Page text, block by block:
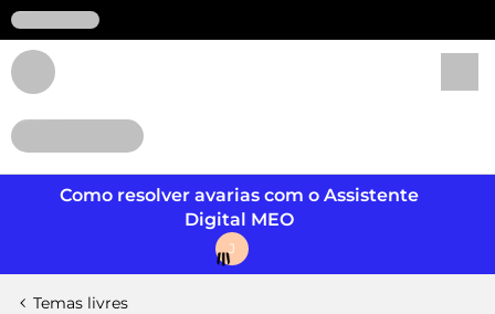
Como resolver avarias com o Assistente
Digital MEO
J
Temas livres